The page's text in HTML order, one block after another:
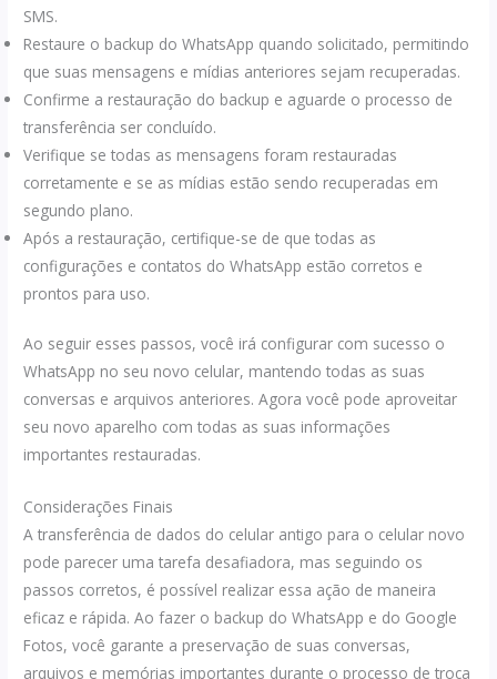
SMS.
Restaure o backup do WhatsApp quando solicitado, permitindo
que suas mensagens e mídias anteriores sejam recuperadas.
Confirme a restauração do backup e aguarde o processo de
transferência ser concluído.
Verifique se todas as mensagens foram restauradas
corretamente e se as mídias estão sendo recuperadas em
segundo plano.
Após a restauração, certifique-se de que todas as
configurações e contatos do WhatsApp estão corretos e
prontos para uso.
Ao seguir esses passos, você irá configurar com sucesso o
WhatsApp no seu novo celular, mantendo todas as suas
conversas e arquivos anteriores. Agora você pode aproveitar
seu novo aparelho com todas as suas informações
importantes restauradas.
Considerações Finais
A transferência de dados do celular antigo para o celular novo
pode parecer uma tarefa desafiadora, mas seguindo os
passos corretos, é possível realizar essa ação de maneira
eficaz e rápida. Ao fazer o backup do WhatsApp e do Google
Fotos, você garante a preservação de suas conversas,
arquivos e memórias importantes durante o processo de troca